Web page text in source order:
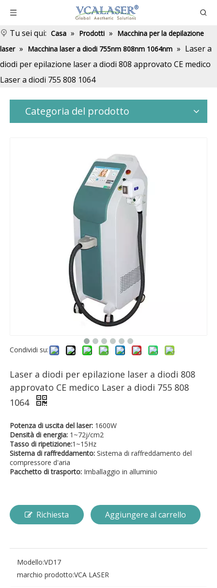
Tu sei qui: Casa » Prodotti » Macchina per la depilazione
laser » Macchina laser a diodi 755nm 808nm 1064nm » Laser a
diodi per epilazione laser a diodi 808 approvato CE medico
Laser a diodi 755 808 1064
Categoria del prodotto
Condividi su:
Laser a diodi per epilazione laser a diodi 808
approvato CE medico Laser a diodi 755 808
1064
Potenza di uscita del laser: 1600W
Densità di energia: 1~72j/cm2
Tasso di ripetizione:1~15Hz
Sistema di raffreddamento: Sistema di raffreddamento del
compressore d'aria
Pacchetto di trasporto: Imballaggio in alluminio
Richiesta Aggiungere al carrello
Modello:VD17
marchio prodotto:VCA LASER